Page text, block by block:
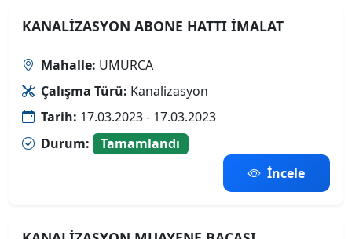
KANALİZASYON ABONE HATTI İMALAT
Mahalle: UMURCA
Çalışma Türü: Kanalizasyon
Tarih: 17.03.2023 - 17.03.2023
Durum:
Tamamlandı
İncele